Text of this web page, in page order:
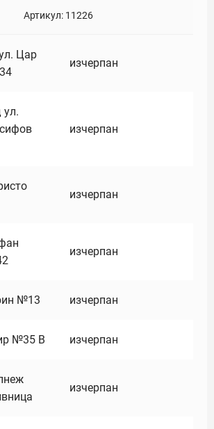
Артикул: 11226
Цар
изчерпан
ул.
изчерпан
изчерпан
изчерпан
№13 изчерпан
№35 В изчерпан
изчерпан